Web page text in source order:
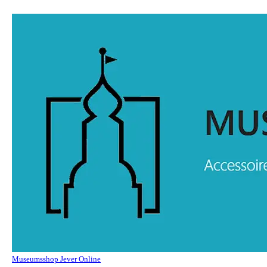
Museumsshop Jever Online